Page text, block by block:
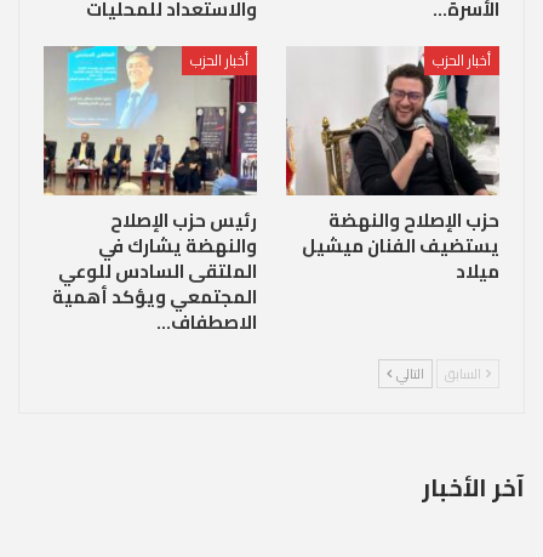
الأسرة… والاستعداد للمحليات
أخبار الحزب
حزب الإصلاح والنهضة
يستضيف الفنان ميشيل
ميلاد
أخبار الحزب
رئيس حزب الإصلاح
والنهضة يشارك في
الملتقى السادس للوعي
المجتمعي ويؤكد أهمية
الاصطفاف…
السابق التالي
آخر الأخبار